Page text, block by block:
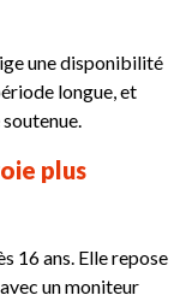
une disponibilité
longue, et
plus
16 ans. Elle repose
un moniteur